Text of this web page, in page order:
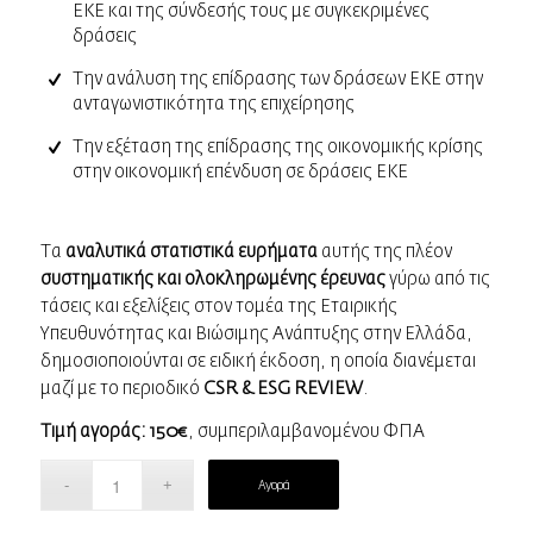
ΕΚΕ και της σύνδεσής τους με συγκεκριμένες
δράσεις
Την ανάλυση της επίδρασης των δράσεων ΕΚΕ στην
ανταγωνιστικότητα της επιχείρησης
Την εξέταση της επίδρασης της οικονομικής κρίσης
στην οικονομική επένδυση σε δράσεις ΕΚΕ
Τα αναλυτικά στατιστικά ευρήματααυτής της πλέον
συστηματικής και ολοκληρωμένης έρευναςγύρω από τις
τάσεις και εξελίξεις στον τομέα της Εταιρικής
Υπευθυνότητας και Βιώσιμης Ανάπτυξης στην Ελλάδα,
δημοσιοποιούνται σε ειδική έκδοση, η οποία διανέμεται
μαζί με το περιοδικό CSR & ESG REVIEW.
Τιμή αγοράς: 150€, συμπεριλαμβανομένου ΦΠΑ
Αγορά